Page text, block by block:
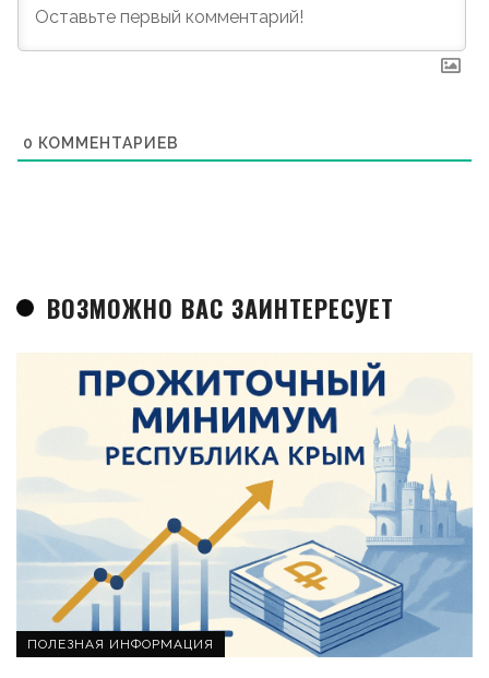
0 КОММЕНТАРИЕВ
ВОЗМОЖНО ВАС ЗАИНТЕРЕСУЕТ
ПОЛЕЗНАЯ ИНФОРМАЦИЯ